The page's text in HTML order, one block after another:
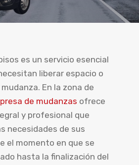
es un servicio esencial
liberar espacio o
En la zona de
de mudanzas ofrece
y profesional que
necesidades de sus
el momento en que se
hasta la finalización del